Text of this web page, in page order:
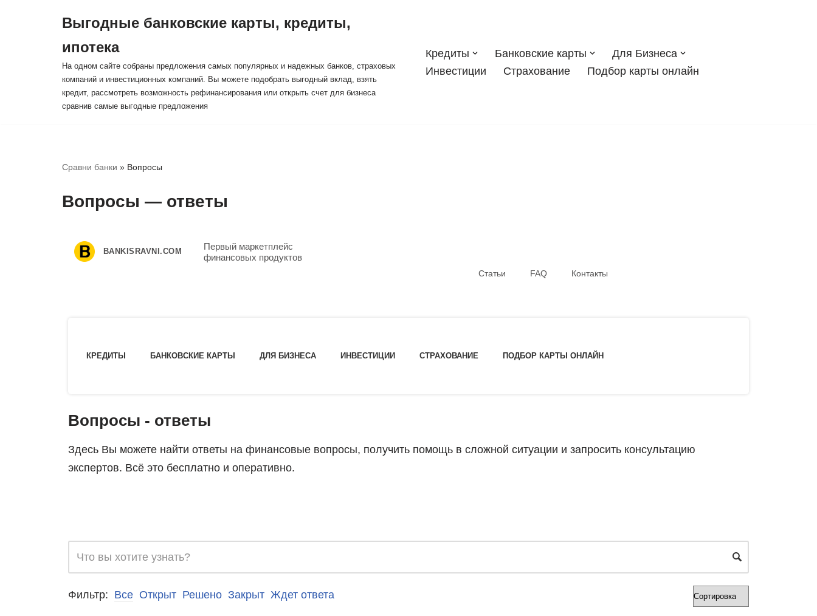
содержимому
Выгодные банковские карты, кредиты,
ипотека
На одном сайте собраны предложения самых популярных и надежных банков, страховых
компаний и инвестиционных компаний. Вы можете подобрать выгодный вклад, взять
кредит, рассмотреть возможность рефинансирования или открыть счет для бизнеса
сравнив самые выгодные предложения
Кредиты Банковские карты
Для Бизнеса
Инвестиции
Страхование Подбор карты онлайн
Сравни банки » Вопросы
Вопросы — ответы
BANKISRAVNI.COM
Первый маркетплейс
финансовых продуктов
Статьи FAQ Контакты
КРЕДИТЫ БАНКОВСКИЕ КАРТЫ ДЛЯ БИЗНЕСА ИНВЕСТИЦИИ СТРАХОВАНИЕ ПОДБОР КАРТЫ ОНЛАЙН
Вопросы - ответы
Здесь Вы можете найти ответы на финансовые вопросы, получить помощь в сложной ситуации и запросить консультацию
экспертов. Всё это бесплатно и оперативно.
Фильтр: Все Открыт Решено Закрыт Ждет ответа